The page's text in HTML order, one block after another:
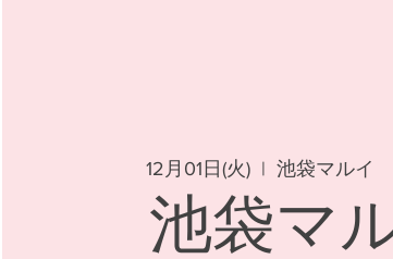
12月01日(火)
  |
池袋マルイ
池袋マ